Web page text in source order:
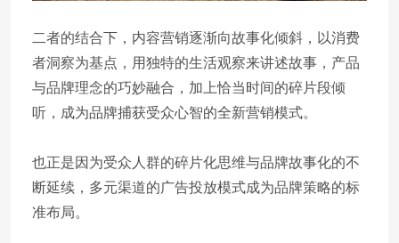
二者的结合下，内容营销逐渐向故事化倾斜，以消费
者洞察为基点，用独特的生活观察来讲述故事，产品
与品牌理念的巧妙融合，加上恰当时间的碎片段倾
听，成为品牌捕获受众心智的全新营销模式。
也正是因为受众人群的碎片化思维与品牌故事化的不
断延续，多元渠道的广告投放模式成为品牌策略的标
准布局。